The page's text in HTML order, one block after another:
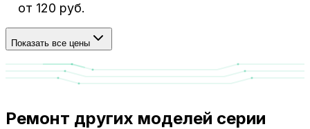
от 120 руб.
Показать все цены
Ремонт других моделей серии